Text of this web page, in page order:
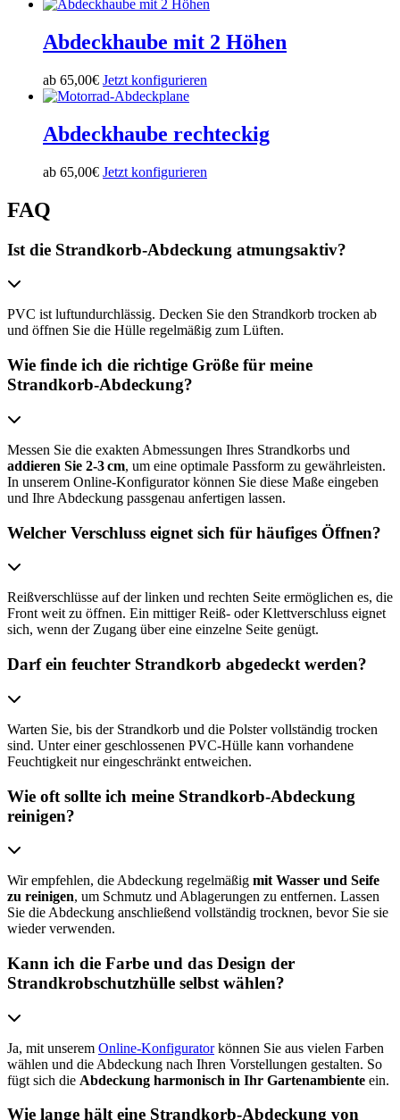
Abdeckhaube mit 2 Höhen
ab 65,00€ Jetzt konfigurieren
Abdeckhaube rechteckig
ab 65,00€ Jetzt konfigurieren
FAQ
Ist die Strandkorb-Abdeckung atmungsaktiv?
PVC ist luftundurchlässig. Decken Sie den Strandkorb trocken ab
und öffnen Sie die Hülle regelmäßig zum Lüften.
Wie finde ich die richtige Größe für meine
Strandkorb-Abdeckung?
Messen Sie die exakten Abmessungen Ihres Strandkorbs und
addieren Sie 2-3 cm, um eine optimale Passform zu gewährleisten.
In unserem Online-Konfigurator können Sie diese Maße eingeben
und Ihre Abdeckung passgenau anfertigen lassen.
Welcher Verschluss eignet sich für häufiges Öffnen?
Reißverschlüsse auf der linken und rechten Seite ermöglichen es, die
Front weit zu öffnen. Ein mittiger Reiß- oder Klettverschluss eignet
sich, wenn der Zugang über eine einzelne Seite genügt.
Darf ein feuchter Strandkorb abgedeckt werden?
Warten Sie, bis der Strandkorb und die Polster vollständig trocken
sind. Unter einer geschlossenen PVC-Hülle kann vorhandene
Feuchtigkeit nur eingeschränkt entweichen.
Wie oft sollte ich meine Strandkorb-Abdeckung
reinigen?
Wir empfehlen, die Abdeckung regelmäßig mit Wasser und Seife
zu reinigen, um Schmutz und Ablagerungen zu entfernen. Lassen
Sie die Abdeckung anschließend vollständig trocknen, bevor Sie sie
wieder verwenden.
Kann ich die Farbe und das Design der
Strandkrobschutzhülle selbst wählen?
Ja, mit unserem Online-Konfiguratorkönnen Sie aus vielen Farben
wählen und die Abdeckung nach Ihren Vorstellungen gestalten. So
fügt sich die Abdeckung harmonisch in Ihr Gartenambiente ein.
Wie lange hält eine Strandkorb-Abdeckung von